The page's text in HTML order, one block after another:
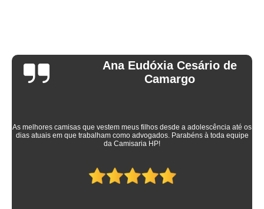
Ana Eudóxia Cesário de
Camargo
As melhores camisas que vestem meus filhos desde a adolescência até os
dias atuais em que trabalham como advogados. Parabéns à toda equipe
da Camisaria HP!